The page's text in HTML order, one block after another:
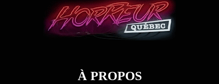
À PROPOS